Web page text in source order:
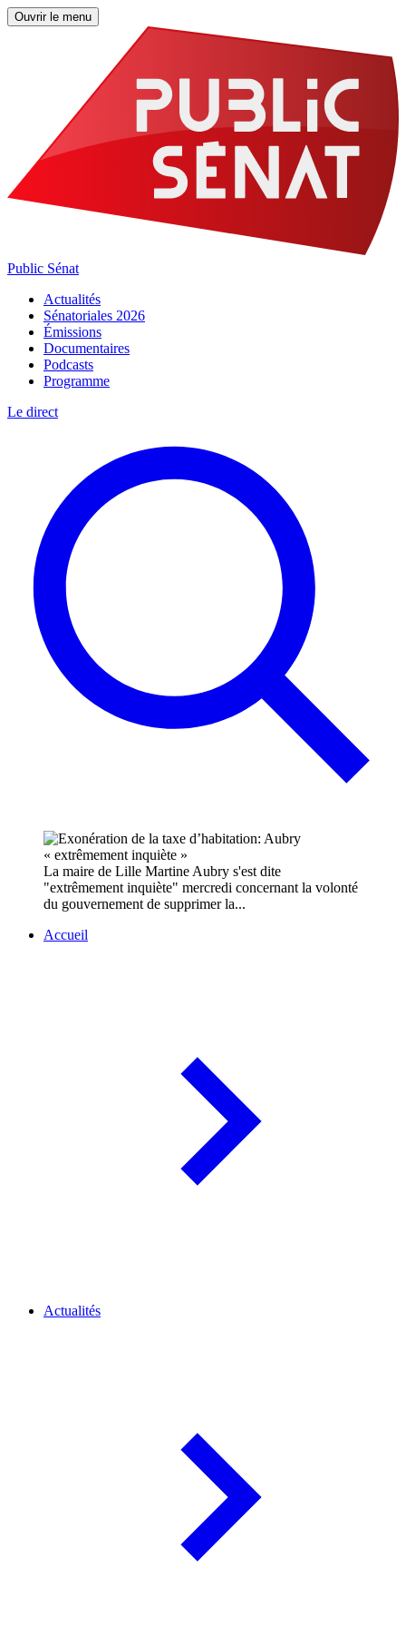
Ouvrir le menu
Public Sénat
Actualités
Sénatoriales 2026
Émissions
Documentaires
Podcasts
Programme
Le direct
La maire de Lille Martine Aubry s'est dite
"extrêmement inquiète" mercredi concernant la volonté
du gouvernement de supprimer la...
Accueil
Actualités